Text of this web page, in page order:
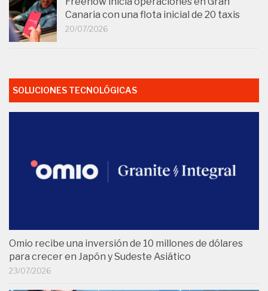
Canaria con una flota inicial de 20 taxis
20/07/2026
SOLUCIONES TECNOLÓGICAS
Omio recibe una inversión de 10 millones de dólares
para crecer en Japón y Sudeste Asiático
23/07/2026